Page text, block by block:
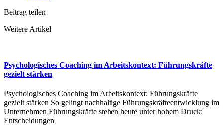
Beitrag teilen
Weitere Artikel
Psychologisches Coaching im Arbeitskontext: Führungskräfte
gezielt stärken
Psychologisches Coaching im Arbeitskontext: Führungskräfte
gezielt stärken So gelingt nachhaltige Führungskräfteentwicklung im
Unternehmen Führungskräfte stehen heute unter hohem Druck:
Entscheidungen